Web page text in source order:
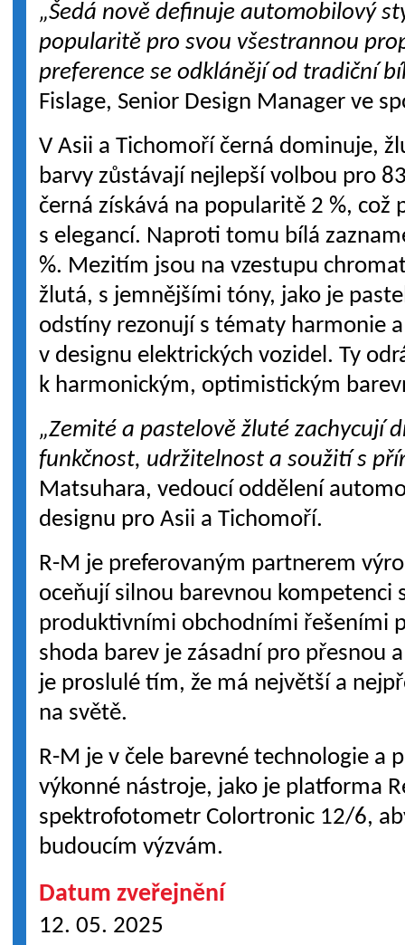
„Šedá nově definuje automobilový
popularitě pro svou všestrannou
preference se odklánějí od tradiční
Fislage, Senior Design Manager ve
V Asii a Tichomoří černá dominuje,
barvy zůstávají nejlepší volbou pro
černá získává na popularitě 2 %, což
s elegancí. Naproti tomu bílá
%. Mezitím jsou na vzestupu
žlutá, s jemnějšími tóny, jako je
odstíny rezonují s tématy harmonie
v designu elektrických vozidel. Ty
k harmonickým, optimistickým
„Zemité a pastelově žluté zachycují
funkčnost, udržitelnost a soužití s
Matsuhara, vedoucí oddělení
designu pro Asii a Tichomoří.
R-M je preferovaným partnerem
oceňují silnou barevnou kompetenci
produktivními obchodními řešeními
shoda barev je zásadní pro přesnou
je proslulé tím, že má největší a
na světě.
R-M je v čele barevné technologie a
výkonné nástroje, jako je platforma
spektrofotometr Colortronic 12/6,
budoucím výzvám.
Datum zveřejnění
12. 05. 2025